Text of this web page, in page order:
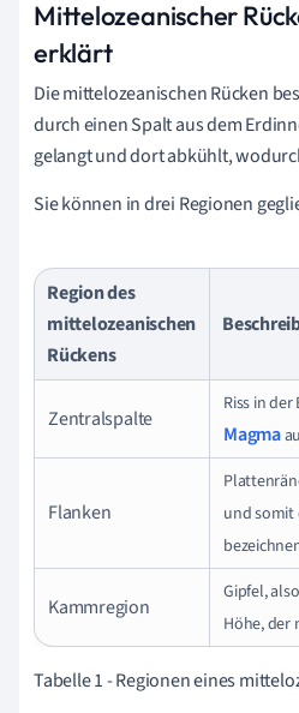
Mittelozeanischer
erklärt
Die mittelozeanischen Rücken
durch einen Spalt aus dem
gelangt und dort abkühlt,
Sie können in drei Regionen
Region des
mittelozeanischen
Rückens
Zentralspalte
Riss in
Magma
Flanken
und somit
Kammregion
Gipfel,
Höhe, der
Tabelle 1 - Regionen eines